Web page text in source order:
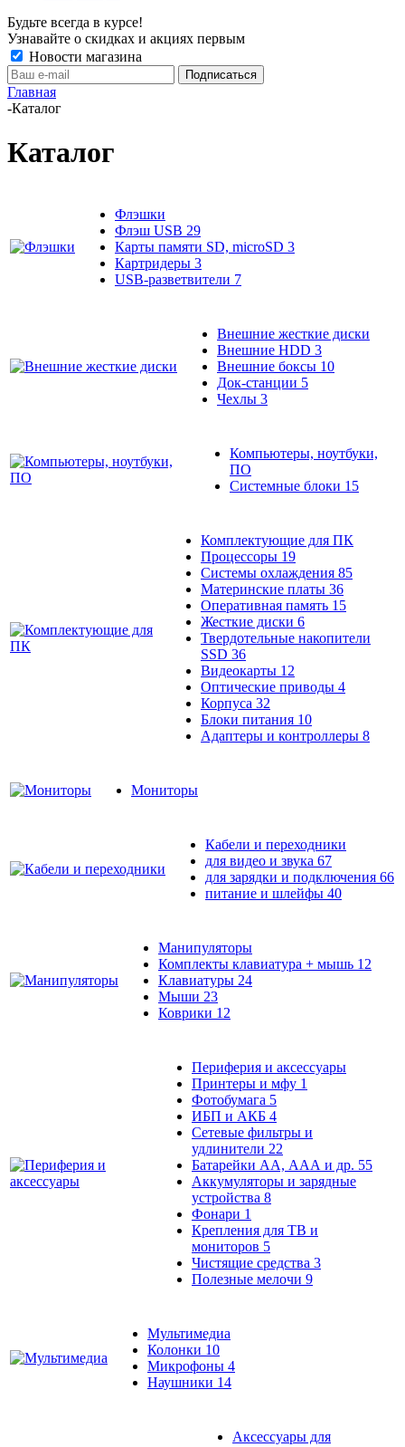
Будьте всегда в курсе!
Узнавайте о скидках и акциях первым
Новости магазина
Главная
-Каталог
Каталог
Флэшки
Флэш USB 29
Карты памяти SD, microSD 3
Картридеры 3
USB-разветвители 7
Внешние жесткие диски
Внешние HDD 3
Внешние боксы 10
Док-станции 5
Чехлы 3
Компьютеры, ноутбуки,
ПО
Системные блоки 15
Комплектующие для ПК
Процессоры 19
Системы охлаждения 85
Материнские платы 36
Оперативная память 15
Жесткие диски 6
Твердотельные накопители
SSD 36
Видеокарты 12
Оптические приводы 4
Корпуса 32
Блоки питания 10
Адаптеры и контроллеры 8
Мониторы
Кабели и переходники
для видео и звука 67
для зарядки и подключения 66
питание и шлейфы 40
Манипуляторы
Комплекты клавиатура + мышь 12
Клавиатуры 24
Мыши 23
Коврики 12
Периферия и аксессуары
Принтеры и мфу 1
Фотобумага 5
ИБП и АКБ 4
Сетевые фильтры и
удлинители 22
Батарейки АА, ААА и др. 55
Аккумуляторы и зарядные
устройства 8
Фонари 1
Крепления для ТВ и
мониторов 5
Чистящие средства 3
Полезные мелочи 9
Мультимедиа
Колонки 10
Микрофоны 4
Наушники 14
Аксессуары для